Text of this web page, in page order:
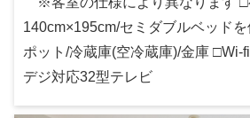
140cm×195cm/セミダブルベッド
ポット/冷蔵庫(空冷蔵庫)/金庫 □Wi-
デジ対応32型テレビ